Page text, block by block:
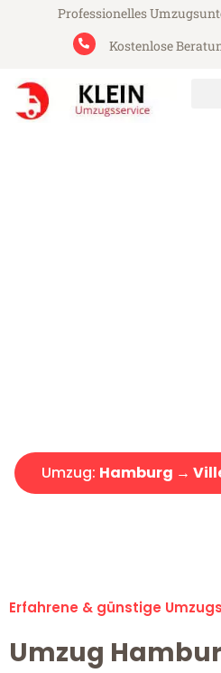
Professionelles
Kostenlose
Umzug: Hamburg →
Erfahrene & günstige
Umzug